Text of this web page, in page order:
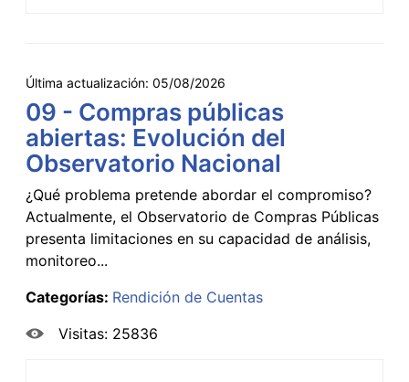
Última actualización: 05/08/2026
09 - Compras públicas
abiertas: Evolución del
Observatorio Nacional
¿Qué problema pretende abordar el compromiso?
Actualmente, el Observatorio de Compras Públicas
presenta limitaciones en su capacidad de análisis,
monitoreo...
Categorías: Rendición de Cuentas
Visitas: 25836